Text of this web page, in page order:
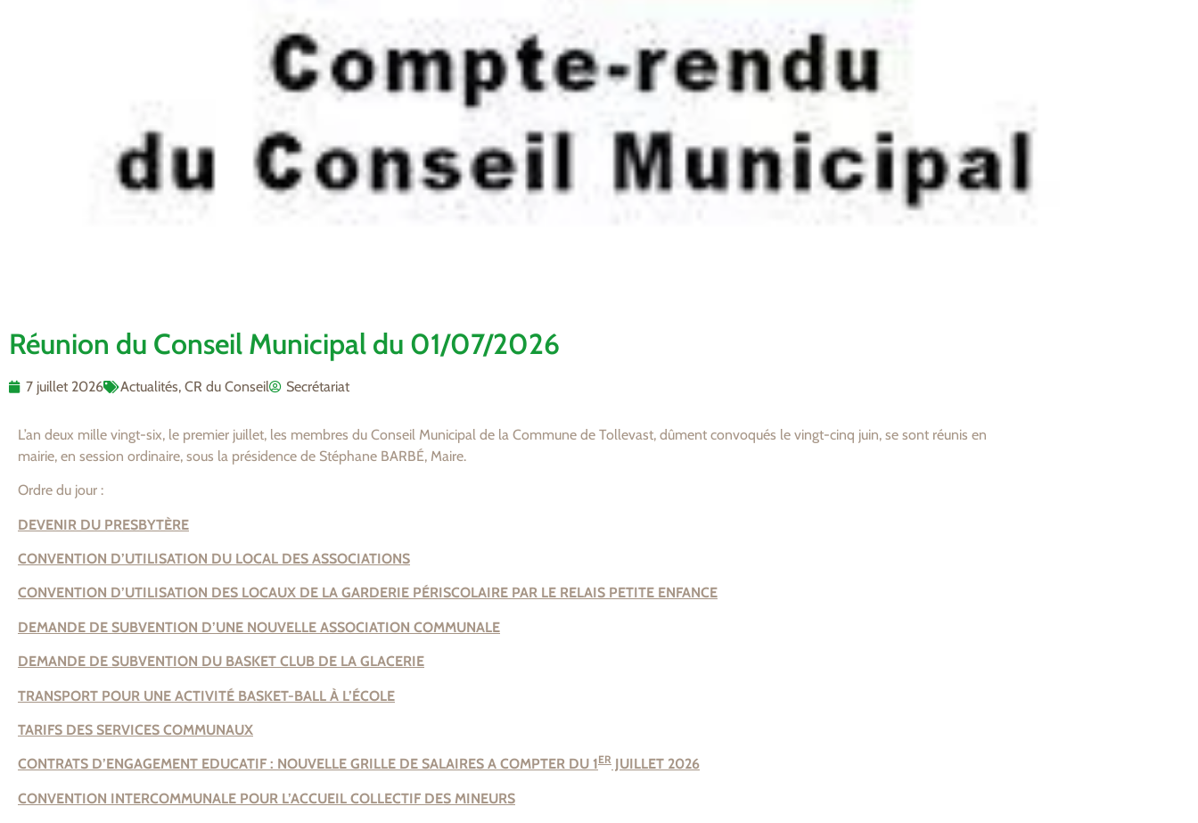
Réunion du Conseil Municipal du 01/07/2026
7 juillet 2026 Actualités, CR du Conseil Secrétariat
L’an deux mille vingt-six, le premier juillet, les membres du Conseil Municipal de la Commune de Tollevast, dûment convoqués le vingt-cinq juin, se sont réunis en
mairie, en session ordinaire, sous la présidence de Stéphane BARBÉ, Maire.
Ordre du jour :
DEVENIR DU PRESBYTÈRE
CONVENTION D’UTILISATION DU LOCAL DES ASSOCIATIONS
CONVENTION D’UTILISATION DES LOCAUX DE LA GARDERIE PÉRISCOLAIRE PAR LE RELAIS PETITE ENFANCE
DEMANDE DE SUBVENTION D’UNE NOUVELLE ASSOCIATION COMMUNALE
DEMANDE DE SUBVENTION DU BASKET CLUB DE LA GLACERIE
TRANSPORT POUR UNE ACTIVITÉ BASKET-BALL À L’ÉCOLE
TARIFS DES SERVICES COMMUNAUX
CONTRATS D’ENGAGEMENT EDUCATIF : NOUVELLE GRILLE DE SALAIRES A COMPTER DU 1ER JUILLET 2026
CONVENTION INTERCOMMUNALE POUR L’ACCUEIL COLLECTIF DES MINEURS